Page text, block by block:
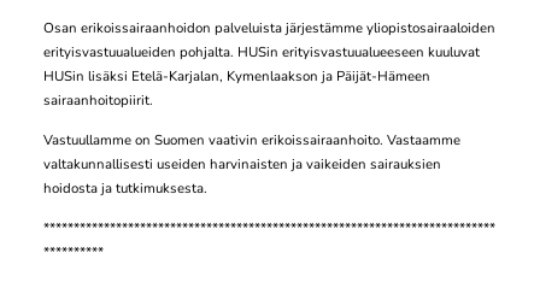
Osan erikoissairaanhoidon palveluista järjestämme yliopistosairaaloiden
erityisvastuualueiden pohjalta. HUSin erityisvastuualueeseen kuuluvat
HUSin lisäksi Etelä-Karjalan, Kymenlaakson ja Päijät-Hämeen
sairaanhoitopiirit.
Vastuullamme on Suomen vaativin erikoissairaanhoito. Vastaamme
valtakunnallisesti useiden harvinaisten ja vaikeiden sairauksien
hoidosta ja tutkimuksesta.
***************************************************************************
**********